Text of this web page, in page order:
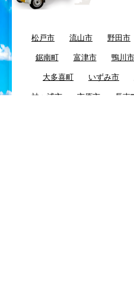
松戸市 流山市 野田市
鋸南町 富津市 鴨川市
大多喜町 いずみ市
袖ヶ浦市 市原市 長南